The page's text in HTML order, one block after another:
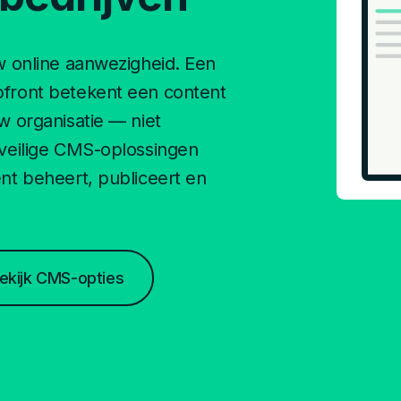
aanwezigheid. Een
betekent een content
organisatie — niet
CMS-oplossingen
beheert, publiceert en
CMS-opties